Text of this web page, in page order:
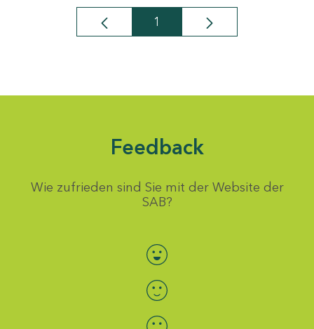
Seite
1
Feedback
Wie zufrieden sind Sie mit der Website der
SAB?
Bewertung auswählen